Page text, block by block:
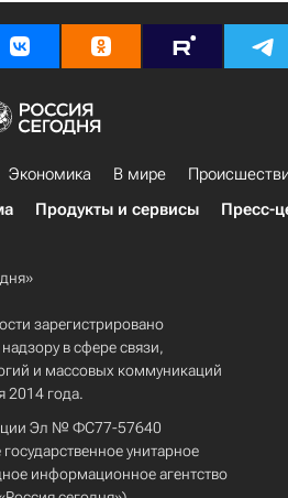
Экономика В мире
Продукты и сервисы Пресс-
зарегистрировано
в сфере связи,
и массовых коммуникаций
2014 года.
Эл № ФС77-57640
унитарное
информационное агентство